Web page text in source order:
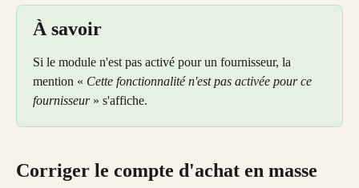
À savoir
Si le module n'est pas activé pour un fournisseur, la
mention « Cette fonctionnalité n'est pas activée pour ce
fournisseur » s'affiche.
Corriger le compte d'achat en masse